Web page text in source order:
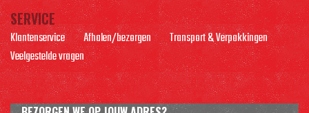
SERVICE
Klantenservice Afhalen/bezorgen
Transport & Verpakkingen
Veelgestelde vragen